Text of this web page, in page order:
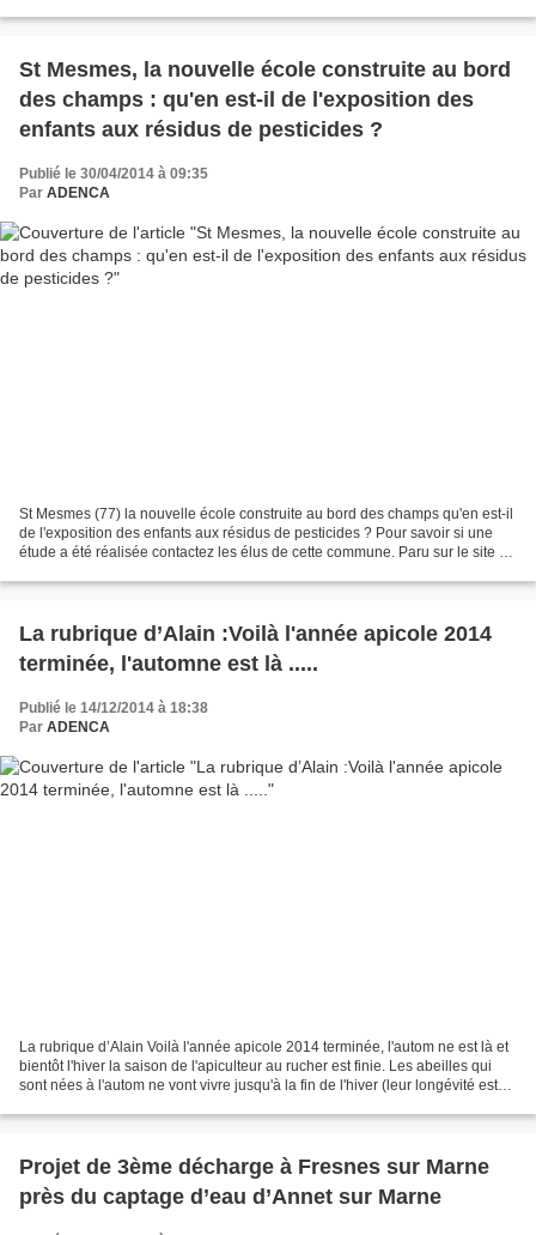
St Mesmes, la nouvelle école construite au bord
des champs : qu'en est-il de l'exposition des
enfants aux résidus de pesticides ?
Publié le 30/04/2014 à 09:35
Par ADENCA
St Mesmes (77) la nouvelle école construite au bord des champs qu'en est-il
de l'exposition des enfants aux résidus de pesticides ? Pour savoir si une
étude a été réalisée contactez les élus de cette commune. Paru sur le site du
La rubrique d’Alain :Voilà l'année apicole 2014
terminée, l'automne est là .....
Publié le 14/12/2014 à 18:38
Par ADENCA
La rubrique d’Alain Voilà l'année apicole 2014 terminée, l'autom ne est là et
bientôt l'hiver la saison de l'apiculteur au rucher est finie. Les abeilles qui
sont nées à l'autom ne vont vivre jusqu'à la fin de l'hiver (leur longévité est
Projet de 3ème décharge à Fresnes sur Marne
près du captage d’eau d’Annet sur Marne